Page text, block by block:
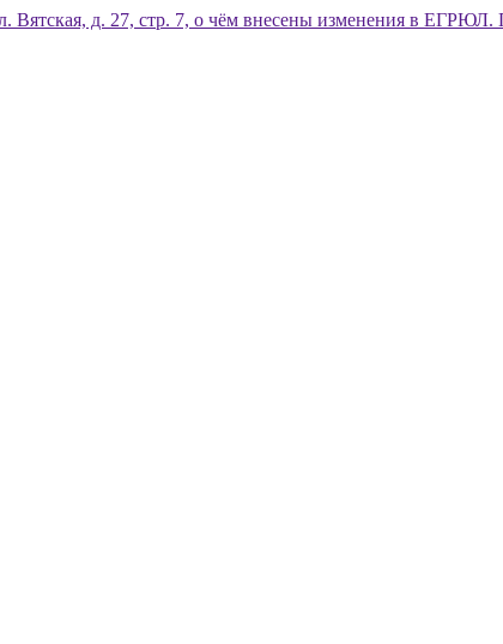
д. 27, стр. 7, о чём внесены изменения в ЕГРЮЛ.